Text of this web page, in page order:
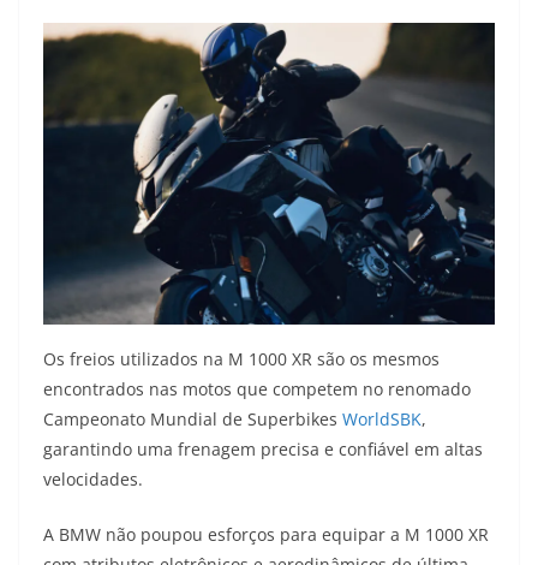
Os freios utilizados na M 1000 XR são os mesmos
encontrados nas motos que competem no renomado
Campeonato Mundial de Superbikes WorldSBK,
garantindo uma frenagem precisa e confiável em altas
velocidades.
A BMW não poupou esforços para equipar a M 1000 XR